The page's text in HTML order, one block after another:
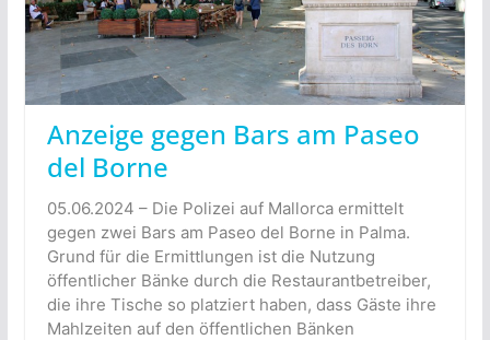
Anzeige gegen Bars am Paseo
del Borne
05.06.2024 – Die Polizei auf Mallorca ermittelt
gegen zwei Bars am Paseo del Borne in Palma.
Grund für die Ermittlungen ist die Nutzung
öffentlicher Bänke durch die Restaurantbetreiber,
die ihre Tische so platziert haben, dass Gäste ihre
Mahlzeiten auf den öffentlichen Bänken